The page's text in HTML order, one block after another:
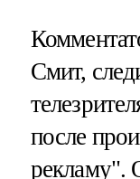
Смит,
после
рекламу".